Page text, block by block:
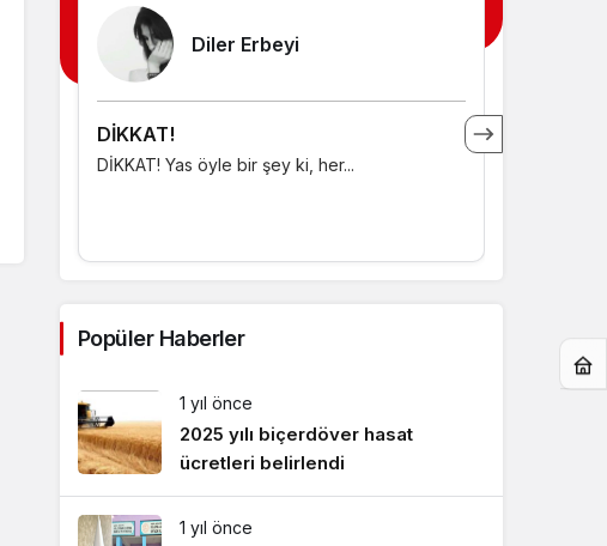
Diler Erbeyi
DİKKAT!
DİKKAT! Yas öyle bir şey ki, her...
Popüler Haberler
1 yıl önce
2025 yılı biçerdöver hasat
ücretleri belirlendi
1 yıl önce